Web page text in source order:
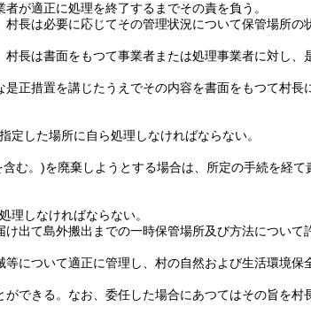
が適正に処理を終了するまでその責を負う。
長は必要に応じてその管理状況について保管場所の
長は書面をもつて事業者または処理事業者に対し、
正措置を講じたうえでその内容を書面をもつて村長
した場所に自ら処理しなければならない。
含む。)を廃棄しようとする場合は、所定の手続を経
理しなければならない。
出て島外搬出までの一時保管場所及び方法について
について適正に管理し、村の自然および生活環境保
できる。 なお、委任した場合にあつてはその旨を村